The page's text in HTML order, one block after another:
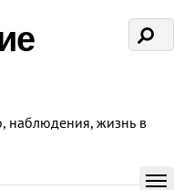
наблюдения, жизнь в